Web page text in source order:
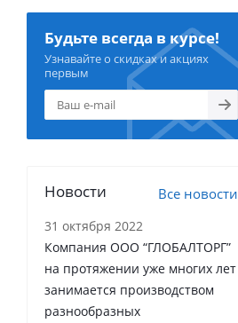
Будьте всегда в курсе!
Узнавайте о скидках и акциях
первым
Новости Все новости
31 октября 2022
Компания ООО “ГЛОБАЛТОРГ”
на протяжении уже многих лет
занимается производством
разнообразных